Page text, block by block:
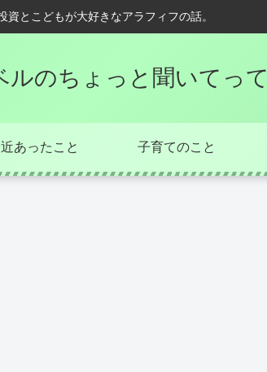
資とこどもが大好きなアラフィフの話。
ルのちょっと聞いてって
あったこと 子育てのこと